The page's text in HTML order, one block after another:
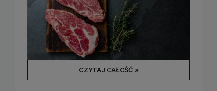
CZYTAJ CAŁOŚĆ »